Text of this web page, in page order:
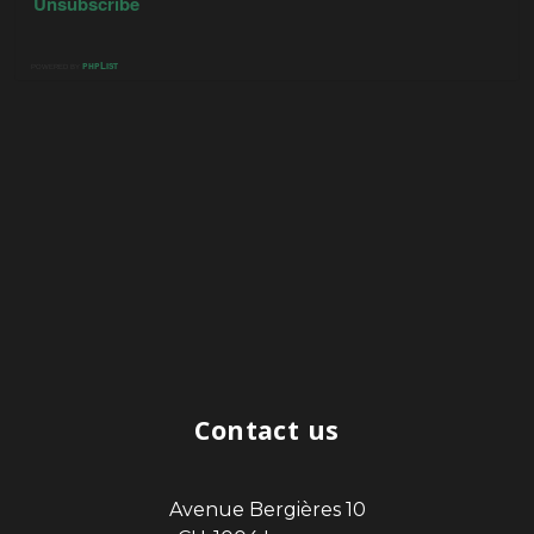
Contact us
Avenue Bergières 10